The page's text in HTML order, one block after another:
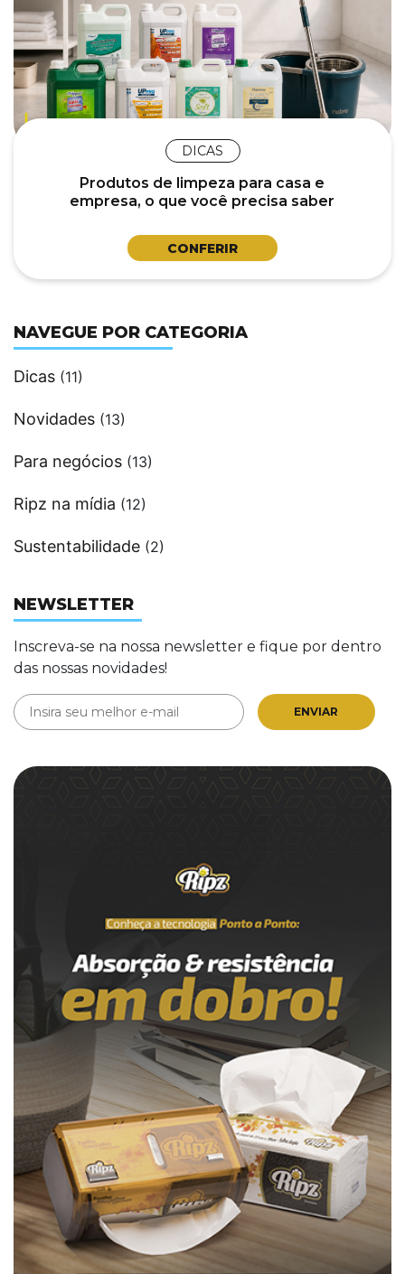
DICAS
Produtos de limpeza para casa e
empresa, o que você precisa saber
CONFERIR
NAVEGUE POR CATEGORIA
Dicas (11)
Novidades (13)
Para negócios (13)
Ripz na mídia (12)
Sustentabilidade (2)
NEWSLETTER
Inscreva-se na nossa newsletter e fique por dentro
das nossas novidades!